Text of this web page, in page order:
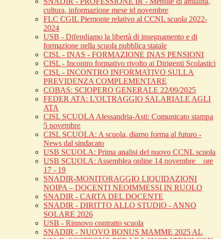
cultura, informazione mese id novembre
FLC CGIL Piemonte relativo al CCNL scuola 2022-
2024
USB - Difendiamo la libertà di insegnamento e di
formazione nella scuola pubblica statale
CISL - INAS - FORMAZIONE INAS PENSIONI
CISL - Incontro formativo rivolto ai Dirigenti Scolastici
CISL - INCONTRO INFORMATIVO SULLA
PREVIDENZA COMPLEMENTARE
COBAS: SCIOPERO GENERALE 22/09/2025
FEDER ATA: L'OLTRAGGIO SALARIALE AGLI
ATA
CISL SCUOLA Alessandria-Asti: Comunicato stampa
5 novembre
CISL SCUOLA: A scuola, diamo forma al futuro -
News dal sindacato
USB SCUOLA: Prima analisi del nuovo CCNL scuola
USB SCUOLA: Assemblea online 14 novembre _ ore
17 - 19
SNADIR-MONITORAGGIO LIQUIDAZIONI
NOIPA – DOCENTI NEOIMMESSI IN RUOLO
SNADIR - CARTA DEL DOCENTE
SNADIR - DIRITTO ALLO STUDIO - ANNO
SOLARE 2026
USB - Rinnovo contratto scuola
SNADIR - NUOVO BONUS MAMME 2025 AL